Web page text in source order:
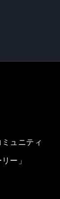
ュニティ
ー」